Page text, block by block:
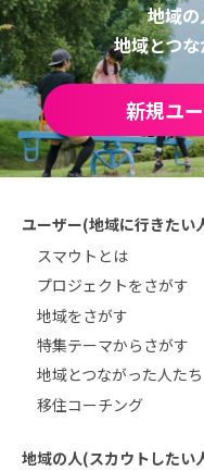
地域
地域とつ
新規ユ
ユーザー(地域に行きたい
スマウトとは
プロジェクトをさがす
地域をさがす
特集テーマからさがす
地域とつながった人たち
移住コーチング
地域の人(スカウトしたい